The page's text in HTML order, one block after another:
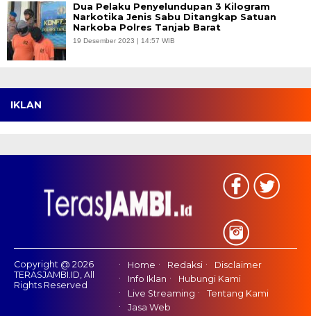
Dua Pelaku Penyelundupan 3 Kilogram
Narkotika Jenis Sabu Ditangkap Satuan
Narkoba Polres Tanjab Barat
19 Desember 2023 | 14:57 WIB
IKLAN
Copyright @ 2026
TERASJAMBI.ID, All
Rights Reserved
Home Redaksi
Disclaimer
Info Iklan
Hubungi Kami
Live Streaming
Tentang Kami
Jasa Web